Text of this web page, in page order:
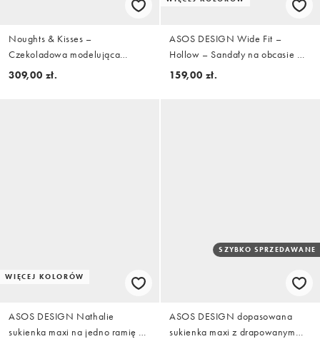
Noughts & Kisses –
Czekoladowa modelująca
sukienka mini z półgolfem z
309,00 zł.
ASOS DESIGN Wide Fit –
Hollow – Sandały na obcasie w
kolorze złota
159,00 zł.
WIĘCEJ KOLORÓW
ASOS DESIGN Nathalie
sukienka maxi na jedno ramię w
SZYBKO SPRZEDAWANE
ASOS DESIGN dopasowana
sukienka maxi z drapowanym